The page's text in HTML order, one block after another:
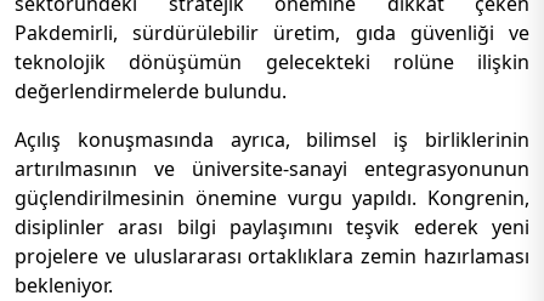
Pakdemirli, sürdürülebilir üretim, gıda güvenliği ve
teknolojik dönüşümün gelecekteki rolüne ilişkin
değerlendirmelerde bulundu.
Açılış konuşmasında ayrıca, bilimsel iş birliklerinin
artırılmasının ve üniversite-sanayi entegrasyonunun
güçlendirilmesinin önemine vurgu yapıldı. Kongrenin,
disiplinler arası bilgi paylaşımını teşvik ederek yeni
projelere ve uluslararası ortaklıklara zemin hazırlaması
bekleniyor.